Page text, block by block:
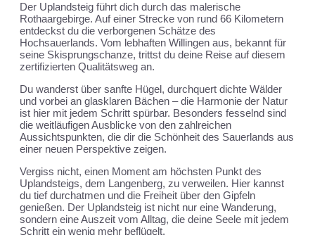
Der Uplandsteig führt dich durch das malerische
Rothaargebirge. Auf einer Strecke von rund 66 Kilometern
entdeckst du die verborgenen Schätze des
Hochsauerlands. Vom lebhaften Willingen aus, bekannt für
seine Skisprungschanze, trittst du deine Reise auf diesem
zertifizierten Qualitätsweg an.
Du wanderst über sanfte Hügel, durchquert dichte Wälder
und vorbei an glasklaren Bächen – die Harmonie der Natur
ist hier mit jedem Schritt spürbar. Besonders fesselnd sind
die weitläufigen Ausblicke von den zahlreichen
Aussichtspunkten, die dir die Schönheit des Sauerlands aus
einer neuen Perspektive zeigen.
Vergiss nicht, einen Moment am höchsten Punkt des
Uplandsteigs, dem Langenberg, zu verweilen. Hier kannst
du tief durchatmen und die Freiheit über den Gipfeln
genießen. Der Uplandsteig ist nicht nur eine Wanderung,
sondern eine Auszeit vom Alltag, die deine Seele mit jedem
Schritt ein wenig mehr beflügelt.